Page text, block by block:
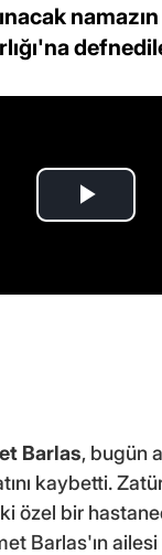
Barlas, bugün
kaybetti.
özel bir
Barlas'ın ailesi